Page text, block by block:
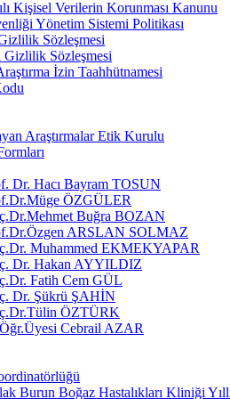
Kişisel Verilerin Korunması Kanunu
Yönetim Sistemi Politikası
Sözleşmesi
Gizlilik Sözleşmesi
İzin Taahhütnamesi
Araştırmalar Etik Kurulu
Dr. Hacı Bayram TOSUN
ÖZGÜLER
Buğra BOZAN
ARSLAN SOLMAZ
Muhammed EKMEKYAPAR
Dr. Hakan AYYILDIZ
Fatih Cem GÜL
Dr. Şükrü ŞAHİN
ÖZTÜRK
Cebrail AZAR
Burun Boğaz Hastalıkları Kliniği